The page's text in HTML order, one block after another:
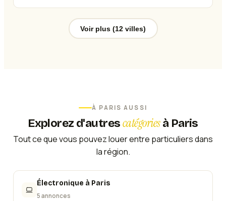
Voir plus (12 villes)
À PARIS AUSSI
Explorez d'autrescatégoriesà Paris
Tout ce que vous pouvez louer entre particuliers dans
la région.
Électronique à Paris
5 annonces